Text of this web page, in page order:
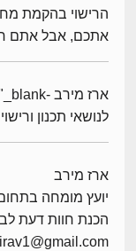
הרישוי בהקמת
אתכם, אבל אתם
לנושאי תכנון
ארז מירב
יועץ מומחה בתחום
הכנת חוות דעת